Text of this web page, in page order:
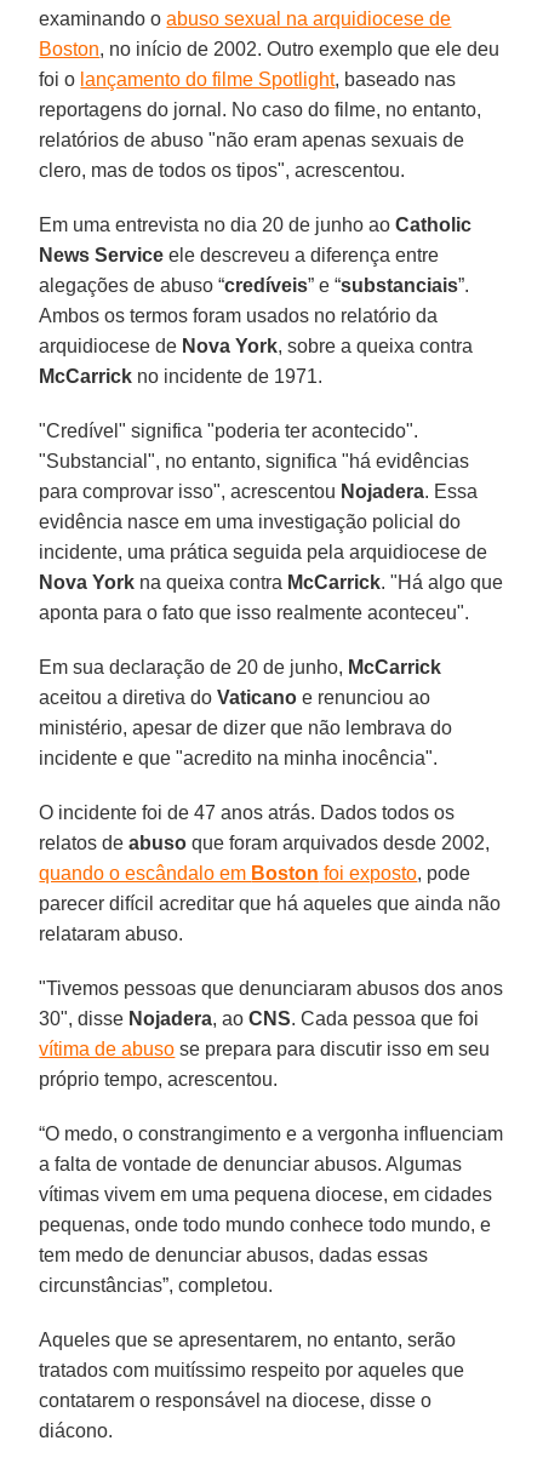
examinando oabuso sexual na arquidiocese de
Boston, no início de 2002. Outro exemplo que ele deu
foi o lançamento do filme Spotlight, baseado nas
reportagens do jornal. No caso do filme, no entanto,
relatórios de abuso "não eram apenas sexuais de
clero, mas de todos os tipos", acrescentou.
Em uma entrevista no dia 20 de junho aoCatholic
News Service ele descreveu a diferença entre
alegações de abuso “credíveis” e “substanciais”.
Ambos os termos foram usados ​​no relatório da
arquidiocese de Nova York, sobre a queixa contra
McCarrick no incidente de 1971.
"Credível" significa "poderia ter acontecido".
"Substancial", no entanto, significa "há evidências
para comprovar isso", acrescentou Nojadera. Essa
evidência nasce em uma investigação policial do
incidente, uma prática seguida pela arquidiocese de
Nova York na queixa contra McCarrick. "Há algo que
aponta para o fato que isso realmente aconteceu".
Em sua declaração de 20 de junho, McCarrick
aceitou a diretiva doVaticanoe renunciou ao
ministério, apesar de dizer que não lembrava do
incidente e que "acredito na minha inocência".
O incidente foi de 47 anos atrás. Dados todos os
relatos deabuso que foram arquivados desde 2002,
quando o escândalo em Boston foi exposto, pode
parecer difícil acreditar que há aqueles que ainda não
relataram abuso.
"Tivemos pessoas que denunciaram abusos dos anos
30", disse Nojadera, aoCNS. Cada pessoa que foi
vítima de abuso se prepara para discutir isso em seu
próprio tempo, acrescentou.
“O medo, o constrangimento e a vergonha influenciam
a falta de vontade de denunciar abusos. Algumas
vítimas vivem em uma pequena diocese, em cidades
pequenas, onde todo mundo conhece todo mundo, e
tem medo de denunciar abusos, dadas essas
circunstâncias”, completou.
Aqueles que se apresentarem, no entanto, serão
tratados com muitíssimo respeito por aqueles que
contatarem o responsável na diocese, disse o
diácono.